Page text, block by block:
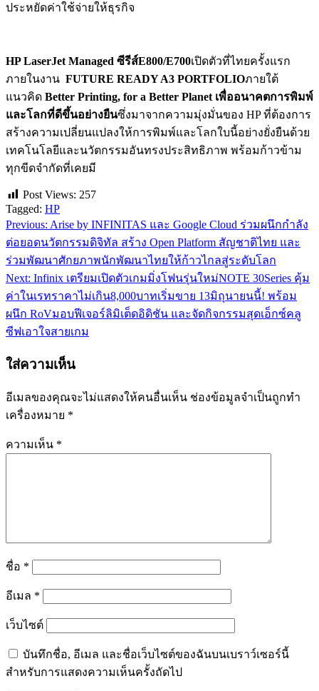
ประหยัดค่าใช้จ่ายให้ธุรกิจ
HP LaserJet Managed ซีรีส์E800/E700เปิดตัวที่ไทยครั้งแรก
ภายในงาน FUTURE READY A3 PORTFOLIOภายใต้
แนวคิด Better Printing, for a Better Planet เพื่ออนาคตการพิมพ์
และโลกที่ดีขึ้นอย่างยืนซึ่งมาจากความมุ่งมั่นของ HP ที่ต้องการ
สร้างความเปลี่ยนแปลงให้การพิมพ์และโลกใบนี้อย่างยั่งยืนด้วย
เทคโนโลยีและนวัตกรรมอันทรงประสิทธิภาพ พร้อมก้าวข้าม
ทุกขีดจำกัดที่เคยมี
Post Views: 257
Tagged: HP
แนะแนว
เรื่อง
Previous: Arise by INFINITAS และ Google Cloud ร่วมผนึกกำลัง
ต่อยอดนวัตกรรมดิจิทัล สร้าง Open Platform สัญชาติไทย และ
ร่วมพัฒนาศักยภาพนักพัฒนาไทยให้ก้าวไกลสู่ระดับโลก
Next: Infinix เตรียมเปิดตัวเกมมิ่งโฟนรุ่นใหม่NOTE 30Series คุ้ม
ค่าในเรทราคาไม่เกิน8,000บาทเริ่มขาย 13มิถุนายนนี้! พร้อม
ผนึก RoVมอบฟีเจอร์ลิมิเต็ดอิดิชัน และจัดกิจกรรมสุดเอ็กซ์คลู
ซีฟเอาใจสายเกม
ใส่ความเห็น
อีเมลของคุณจะไม่แสดงให้คนอื่นเห็น ช่องข้อมูลจำเป็นถูกทำ
เครื่องหมาย *
ความเห็น *
ชื่อ *
อีเมล *
เว็บไซต์
บันทึกชื่อ, อีเมล และชื่อเว็บไซต์ของฉันบนเบราว์เซอร์นี้
สำหรับการแสดงความเห็นครั้งถัดไป